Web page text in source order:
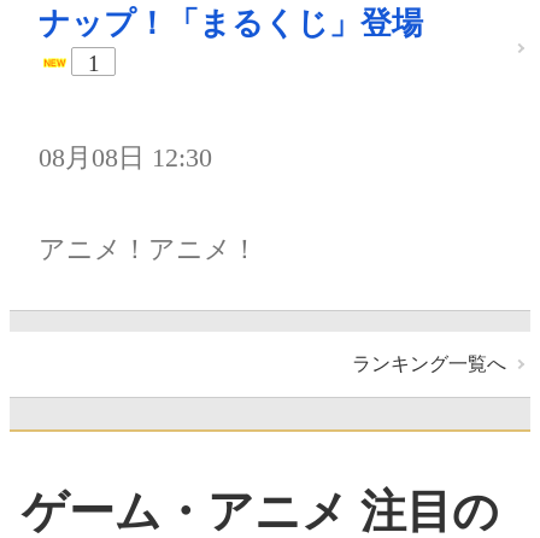
ナップ！「まるくじ」登場
1
08月08日 12:30
アニメ！アニメ！
ランキング一覧へ
ゲーム・アニメ 注目の